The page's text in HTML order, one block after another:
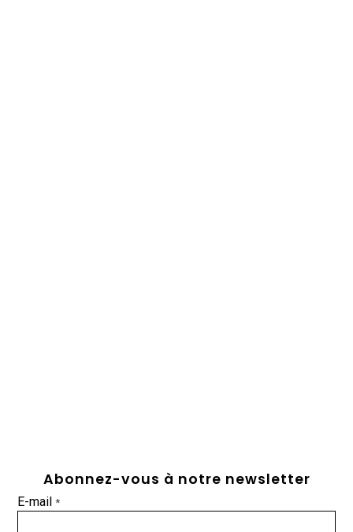
Abonnez-vous à notre newsletter
E-mail*